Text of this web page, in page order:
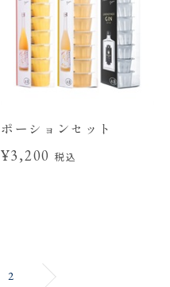
ポーションセット
¥3,200 税込
2